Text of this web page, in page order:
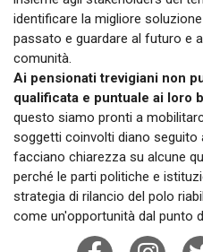
identificare la migliore
passato e guardare al futuro e
comunità.
Ai pensionati trevigiani non
qualificata e puntuale ai loro
questo siamo pronti a
soggetti coinvolti diano seguito
facciano chiarezza su alcune
perché le parti politiche e
strategia di rilancio del polo
come un'opportunità dal punto